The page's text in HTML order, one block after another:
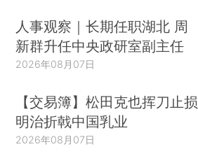
人事观察｜长期任职湖北 周
新群升任中央政研室副主任
2026年08月07日
【交易簿】松田克也挥刀止损
明治折戟中国乳业
2026年08月07日